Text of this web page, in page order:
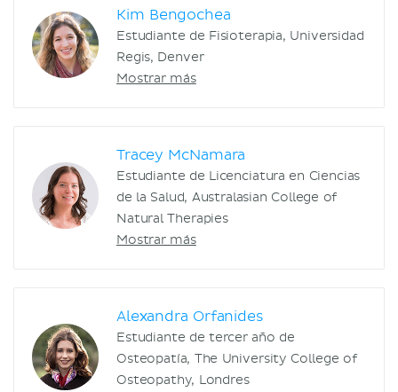
Kim Bengochea
Estudiante de Fisioterapia, Universidad
Regis, Denver
Mostrar más
Tracey McNamara
Estudiante de Licenciatura en Ciencias
de la Salud, Australasian College of
Natural Therapies
Mostrar más
Alexandra Orfanides
Estudiante de tercer año de
Osteopatía, The University College of
Osteopathy, Londres